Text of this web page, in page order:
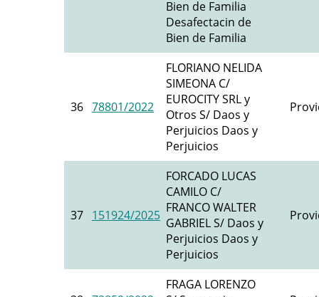
Bien de Familia
Desafectacin de
Bien de Familia
36 78801/2022
FLORIANO NELIDA
SIMEONA C/
EUROCITY SRL y
Otros S/ Daos y
Perjuicios Daos y
Perjuicios
37 151924/2025
FORCADO LUCAS
CAMILO C/
FRANCO WALTER
GABRIEL S/ Daos y
Perjuicios Daos y
Perjuicios
FRAGA LORENZO